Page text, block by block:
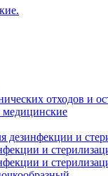
отходов и
медицинские
дезинфекции и
и
и